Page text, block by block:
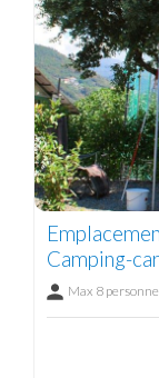
Camping-
Max 8